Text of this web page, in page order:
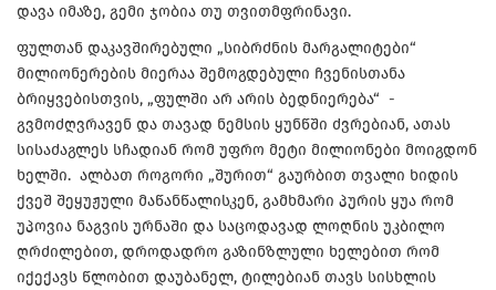
დავა იმაზე, გემი ჯობია თუ თვითმფრინავი.
ფულთან დაკავშირებული „სიბრძნის მარგალიტები“
მილიონერების მიერაა შემოგდებული ჩვენისთანა
ბრიყვებისთვის, „ფულში არ არის ბედნიერება“ -
გვმოძღვრავენ და თავად ნემსის ყუნწში ძვრებიან, ათას
სისაძაგლეს სჩადიან რომ უფრო მეტი მილიონები მოიგდონ
ხელში. ალბათ როგორი „შურით“ გაურბით თვალი ხიდის
ქვეშ შეყუჟული მაწანწალისკენ, გამხმარი პურის ყუა რომ
უპოვია ნაგვის ურნაში და საცოდავად ლოღნის უკბილო
ღრძილებით, დროდადრო გაზინზლული ხელებით რომ
იქექავს წლობით დაუბანელ, ტილებიან თავს სისხლის